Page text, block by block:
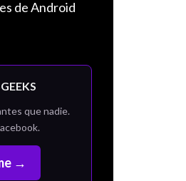
de Android
que nadie.
→